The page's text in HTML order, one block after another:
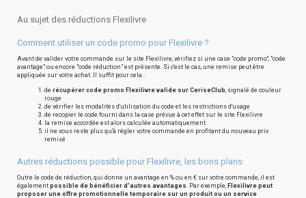
Au sujet des réductions Flexilivre
Comment utiliser un code promo pour Flexilivre ?
Avant de valider votre commande sur le site Flexilivre, vérifiez si une case "code promo", "code
avantage" ou encore "code réduction" est présente. Si c'est le cas, une remise peut être
appliquée sur votre achat. Il suffit pour cela :
de récupérer code promo Flexilivre valide sur CeriseClub, signalé de couleur
rouge
de vérifier les modalités d'utilisation du code et les restrictions d'usage
de recopier le code fourni dans la case prévue à cet effet sur le site Flexilivre
la remise accordée est alors calculée automatiquement
il ne vous reste plus qu'à régler votre commande en profitant du nouveau prix
remisé
Autres réductions possible pour Flexilivre, les bons plans
Outre le code de réduction, qui donne un avantage en % ou en € sur votre commande, il est
également possible de bénéficier d'autres avantages. Par exemple, Flexilivre peut
proposer une offre promotionnelle temporaire sur un produit ou un service